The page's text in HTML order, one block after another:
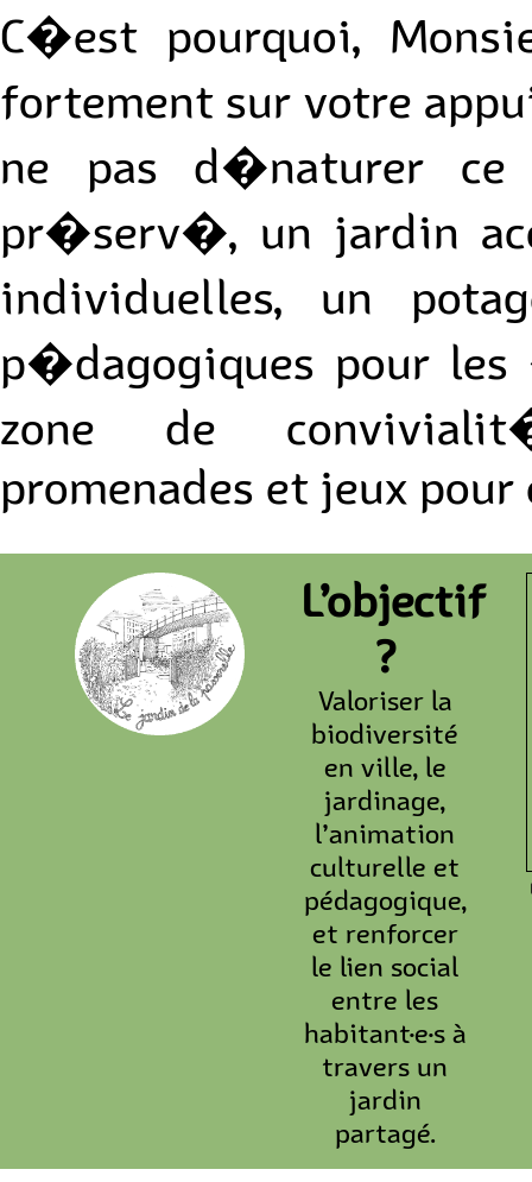
C�est pourquoi,
fortement sur votre
ne pas d�naturer ce
pr�serv�, un jardin
individuelles, un
p�dagogiques pour
zone de
promenades et jeux pour
L’objectif
?
Valoriser la
biodiversité
en ville, le
jardinage,
l’animation
culturelle et
pédagogique,
et renforcer
le lien social
entre les
habitant·e·s à
travers un
jardin
partagé.